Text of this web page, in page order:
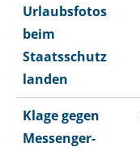
Urlaubsfotos
beim
Staatsschutz
landen
Klage gegen
Messenger-